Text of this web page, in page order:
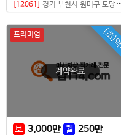
[12061] 경기 부천시 원미구 도당동
(초)
프리미엄
보 3,000만 월 250만